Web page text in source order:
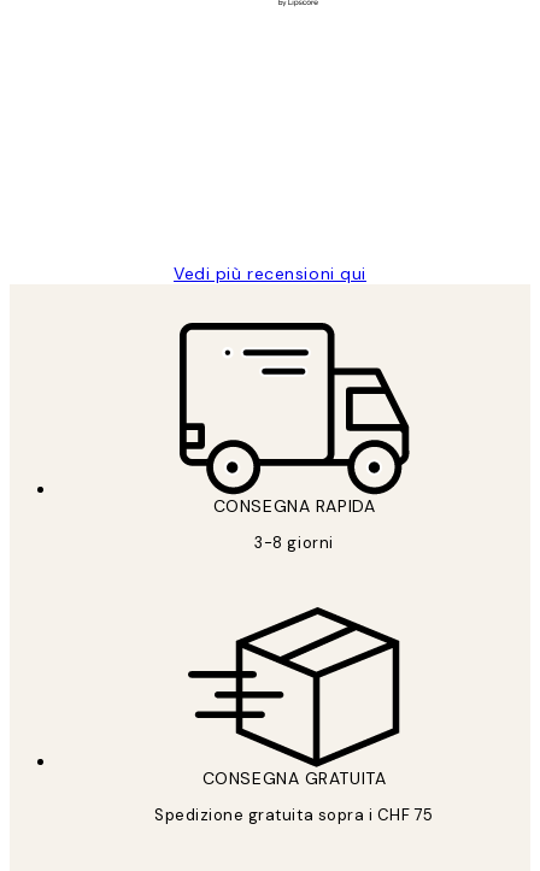
Vedi più recensioni qui
CONSEGNA RAPIDA
3-8 giorni
CONSEGNA GRATUITA
Spedizione gratuita sopra i CHF 75